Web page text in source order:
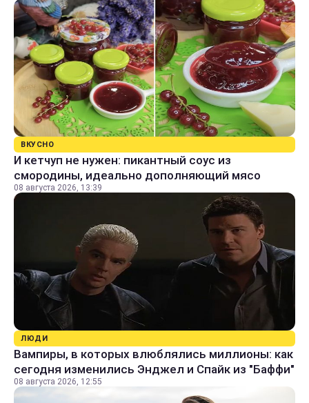
ВКУСНО
И кетчуп не нужен: пикантный соус из
смородины, идеально дополняющий мясо
08 августа 2026, 13:39
ЛЮДИ
Вампиры, в которых влюблялись миллионы: как
сегодня изменились Энджел и Спайк из "Баффи"
08 августа 2026, 12:55